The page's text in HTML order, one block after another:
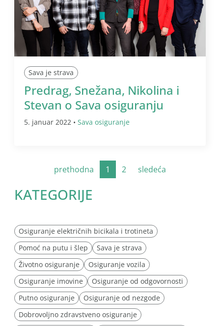
Sava je strava
Predrag, Snežana, Nikolina i
Stevan o Sava osiguranju
5. januar 2022 • Sava osiguranje
prethodna 1 2 sledeća
KATEGORIJE
Osiguranje električnih bicikala i trotineta
Pomoć na putu i šlep
Sava je strava
Životno osiguranje
Osiguranje vozila
Osiguranje imovine
Osiguranje od odgovornosti
Putno osiguranje
Osiguranje od nezgode
Dobrovoljno zdravstveno osiguranje